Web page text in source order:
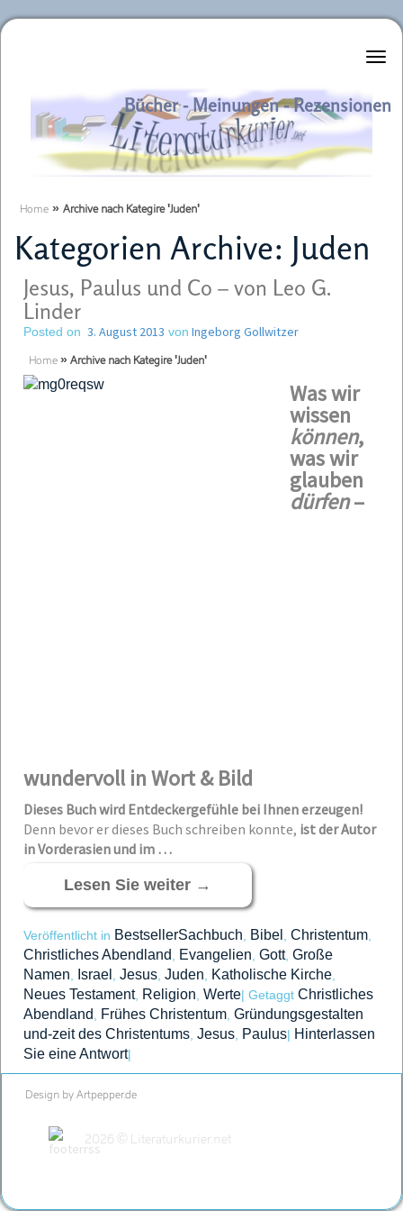
Literaturkurier.net
Bücher - Meinungen - Rezensionen
Home » Archive nach Kategire 'Juden'
Kategorien Archive: Juden
Jesus, Paulus und Co – von Leo G.
Linder
Posted on 3. August 2013 von Ingeborg Gollwitzer
Home » Archive nach Kategire 'Juden'
Was wir
wissen
können,
was wir
glauben
dürfen–
wundervoll in Wort & Bild
Dieses Buch wird Entdeckergefühle bei Ihnen erzeugen!
Denn bevor er dieses Buch schreiben konnte, ist der Autor
in Vorderasien und im …
Lesen Sie weiter →
Veröffentlicht in BestsellerSachbuch Bibel Christentum
Christliches Abendland Evangelien Gott, Große
Namen
Israel Jesus Juden Katholische Kirche
Neues Testament, Religion Werte| Getaggt Christliches
Abendland
Frühes Christentum Gründungsgestalten
und-zeit des Christentums Jesus Paulus| Hinterlassen
Sie eine Antwort|
2026 © Literaturkurier.net
Design by Artpepper.de